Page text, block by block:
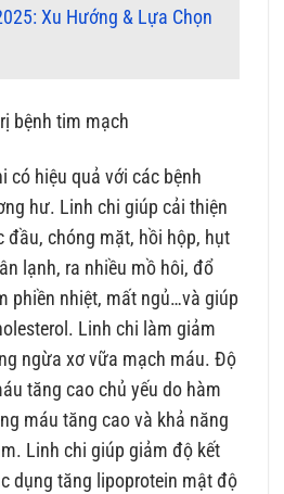
Xu Hướng & Lựa Chọn
bệnh tim mạch
có hiệu quả với các bệnh
hư. Linh chi giúp cải thiện
đầu, chóng mặt, hồi hộp, hụt
lạnh, ra nhiều mồ hôi, đổ
phiền nhiệt, mất ngủ…và giúp
Linh chi làm giảm
ngừa xơ vữa mạch máu. Độ
tăng cao chủ yếu do hàm
máu tăng cao và khả năng
Linh chi giúp giảm độ kết
dụng tăng lipoprotein mật độ